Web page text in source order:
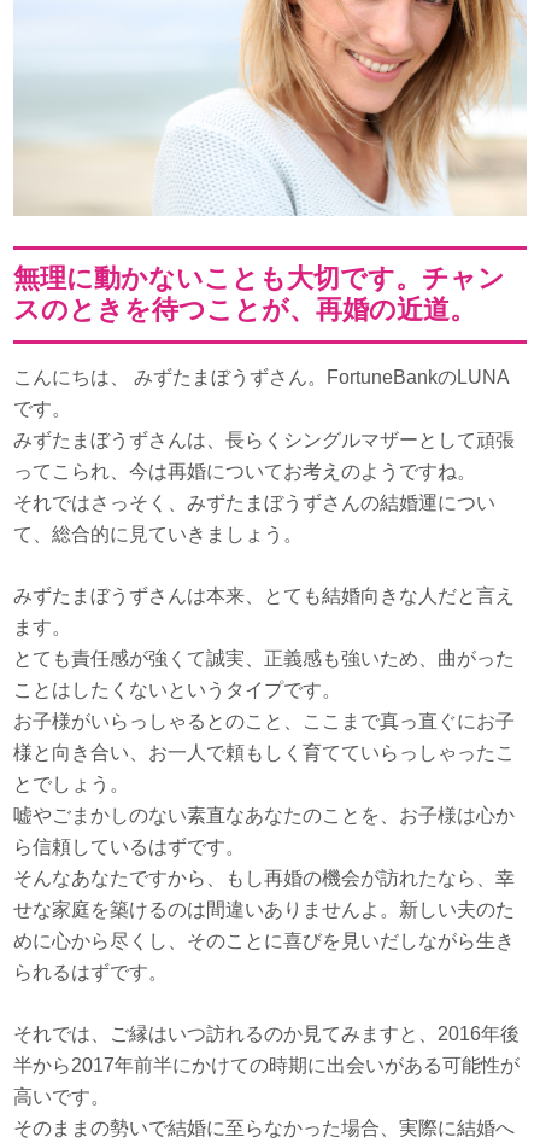
無理に動かないことも大切です。チャン
スのときを待つことが、再婚の近道。
こんにちは、 みずたまぼうずさん。FortuneBankのLUNA
です。
みずたまぼうずさんは、長らくシングルマザーとして頑張
ってこられ、今は再婚についてお考えのようですね。
それではさっそく、みずたまぼうずさんの結婚運につい
て、総合的に見ていきましょう。
みずたまぼうずさんは本来、とても結婚向きな人だと言え
ます。
とても責任感が強くて誠実、正義感も強いため、曲がった
ことはしたくないというタイプです。
お子様がいらっしゃるとのこと、ここまで真っ直ぐにお子
様と向き合い、お一人で頼もしく育てていらっしゃったこ
とでしょう。
嘘やごまかしのない素直なあなたのことを、お子様は心か
ら信頼しているはずです。
そんなあなたですから、もし再婚の機会が訪れたなら、幸
せな家庭を築けるのは間違いありませんよ。新しい夫のた
めに心から尽くし、そのことに喜びを見いだしながら生き
られるはずです。
それでは、ご縁はいつ訪れるのか見てみますと、2016年後
半から2017年前半にかけての時期に出会いがある可能性が
高いです。
そのままの勢いで結婚に至らなかった場合、実際に結婚へ